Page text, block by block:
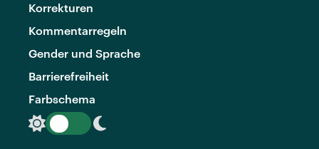
Korrekturen
Kommentarregeln
Gender und Sprache
Barrierefreiheit
Farbschema